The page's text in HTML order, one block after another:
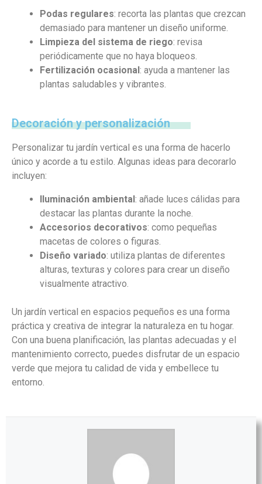
Podas regulares: recorta las plantas que crezcan
demasiado para mantener un diseño uniforme.
Limpieza del sistema de riego: revisa
periódicamente que no haya bloqueos.
Fertilización ocasional: ayuda a mantener las
plantas saludables y vibrantes.
Decoración y personalización
Personalizar tu jardín vertical es una forma de hacerlo
único y acorde a tu estilo. Algunas ideas para decorarlo
incluyen:
Iluminación ambiental: añade luces cálidas para
destacar las plantas durante la noche.
Accesorios decorativos: como pequeñas
macetas de colores o figuras.
Diseño variado: utiliza plantas de diferentes
alturas, texturas y colores para crear un diseño
visualmente atractivo.
Un jardín vertical en espacios pequeños es una forma
práctica y creativa de integrar la naturaleza en tu hogar.
Con una buena planificación, las plantas adecuadas y el
mantenimiento correcto, puedes disfrutar de un espacio
verde que mejora tu calidad de vida y embellece tu
entorno.